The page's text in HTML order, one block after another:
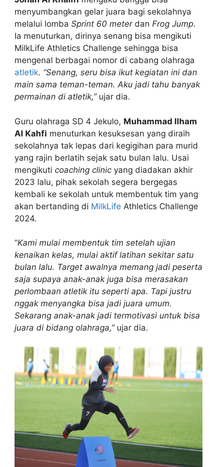
menyumbangkan gelar juara bagi sekolahnya
melalui lomba Sprint 60 meterdan Frog Jump.
Ia menuturkan, dirinya senang bisa mengikuti
MilkLife Athletics Challenge sehingga bisa
mengenal berbagai nomor di cabang olahraga
atletik. “Senang, seru bisa ikut kegiatan ini dan
main sama teman-teman. Aku jadi tahu banyak
permainan di atletik,” ujar dia.
Guru olahraga SD 4 Jekulo, Muhammad Ilham
Al Kahfi menuturkan kesuksesan yang diraih
sekolahnya tak lepas dari kegigihan para murid
yang rajin berlatih sejak satu bulan lalu. Usai
mengikuti coaching clinic yang diadakan akhir
2023 lalu, pihak sekolah segera bergegas
kembali ke sekolah untuk membentuk tim yang
akan bertanding di MilkLife Athletics Challenge
2024.
“Kami mulai membentuk tim setelah ujian
kenaikan kelas, mulai aktif latihan sekitar satu
bulan lalu. Target awalnya memang jadi peserta
saja supaya anak-anak juga bisa merasakan
perlombaan atletik itu seperti apa. Tapi justru
nggak menyangka bisa jadi juara umum.
Sekarang anak-anak jadi termotivasi untuk bisa
juara di bidang olahraga,” ujar dia.